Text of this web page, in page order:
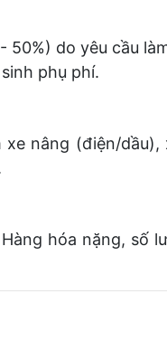
do yêu cầu
phụ phí.
nâng (điện/dầu),
hóa nặng, số